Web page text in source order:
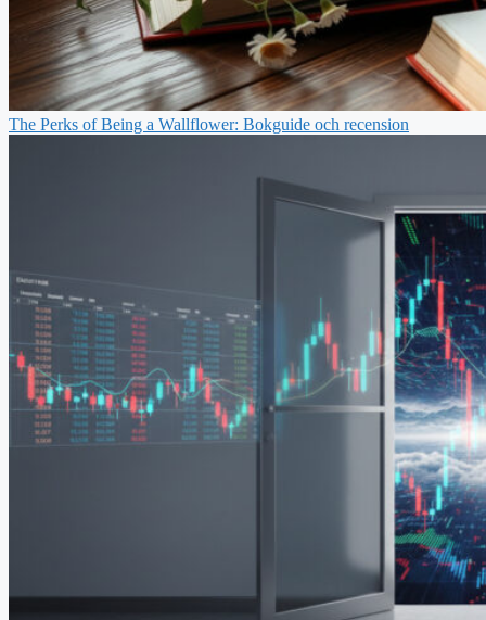
The Perks of Being a Wallflower: Bokguide och recension